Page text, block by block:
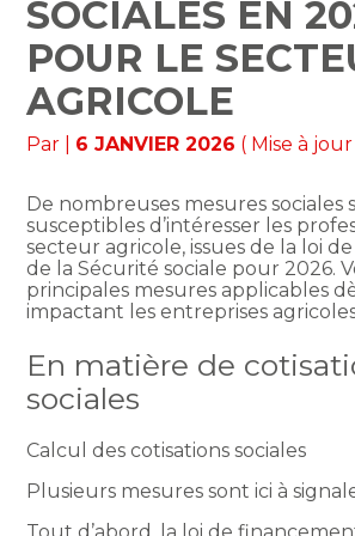
SOCIALES EN
POUR LE
AGRICOLE
Par 6 JANVIER 2026 ( Mise à
De nombreuses mesures sociales
susceptibles d’intéresser les
secteur agricole, issues de la loi
de la Sécurité sociale pour 2026.
principales mesures applicables
impactant les entreprises
En matière de
sociales
Calcul des cotisations sociales
Plusieurs mesures sont ici à
Tout d’abord, la loi de